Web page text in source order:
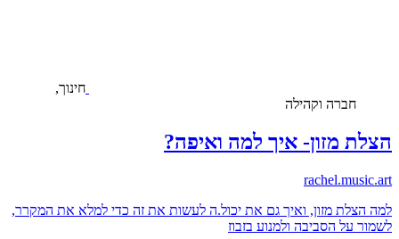
חינוך,
חברה וקהילה
הצלת מזון- איך למה ואיפה?
rachel.music.art
למה הצלת מזון, ואיך גם את יכול.ה לעשות את זה כדי למלא את המקרר,
לשמור על הסביבה ולמנוע בזבוז